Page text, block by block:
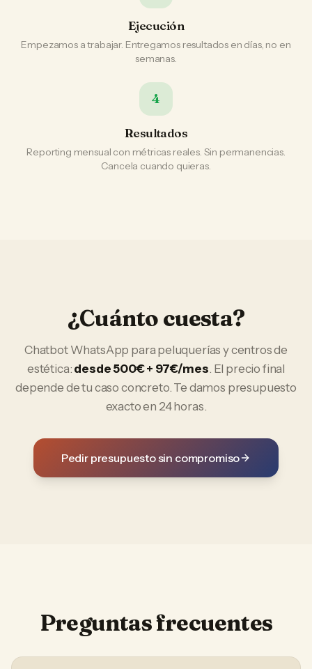
Ejecución
Empezamos a trabajar. Entregamos resultados en días, no en
semanas.
4
Resultados
Reporting mensual con métricas reales. Sin permanencias.
Cancela cuando quieras.
¿Cuánto cuesta?
Chatbot WhatsApp parapeluquerías y centros de
estética: desde 500€ + 97€/mes. El precio final
depende de tu caso concreto. Te damos presupuesto
exacto en 24 horas.
Pedir presupuesto sin compromiso
Preguntas frecuentes